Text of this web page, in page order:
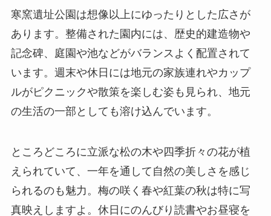
寒窯遺址公園は想像以上にゆったりとした広さが
あります。整備された園内には、歴史的建造物や
記念碑、庭園や池などがバランスよく配置されて
います。週末や休日には地元の家族連れやカップ
ルがピクニックや散策を楽しむ姿も見られ、地元
の生活の一部としても溶け込んでいます。
ところどころに立派な松の木や四季折々の花が植
えられていて、一年を通して自然の美しさを感じ
られるのも魅力。梅の咲く春や紅葉の秋は特に写
真映えしますよ。休日にのんびり読書やお昼寝を